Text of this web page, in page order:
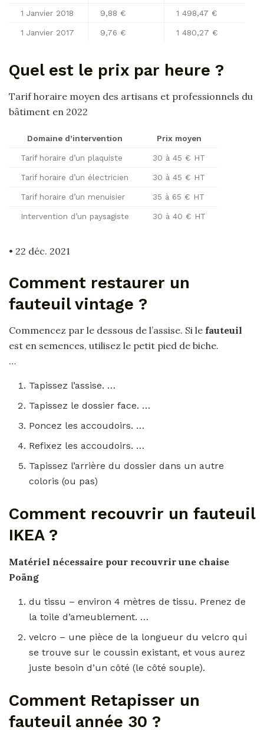
1 Janvier 2018 9,88 € 1 498,47 €
1 Janvier 2017 9,76 € 1 480,27 €
Quel est le prix par heure ?
Tarif horaire moyen des artisans et professionnels du
bâtiment en 2022
Domaine d’intervention Prix moyen
Tarif horaire d’un plaquiste 30 à 45 € HT
Tarif horaire d’un électricien 30 à 45 € HT
Tarif horaire d’un menuisier 35 à 65 € HT
Intervention d’un paysagiste 30 à 40 € HT
• 22 déc. 2021
Comment restaurer un
fauteuil vintage ?
Commencez par le dessous de l’assise. Si le fauteuil
est en semences, utilisez le petit pied de biche.
…
Tapissez l’assise. …
Tapissez le dossier face. …
Poncez les accoudoirs. …
Refixez les accoudoirs. …
Tapissez l’arrière du dossier dans un autre
coloris (ou pas)
Comment recouvrir un fauteuil
IKEA ?
Matériel nécessaire pour recouvrir une chaise
Poäng
du tissu – environ 4 mètres de tissu. Prenez de
la toile d’ameublement. …
velcro – une pièce de la longueur du velcro qui
se trouve sur le coussin existant, et vous aurez
juste besoin d’un côté (le côté souple).
Comment Retapisser un
fauteuil année 30 ?